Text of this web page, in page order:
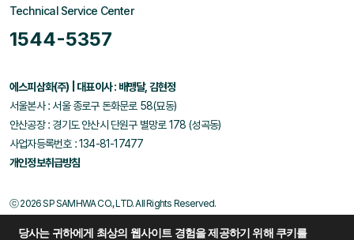
Technical Service Center
1544-5357
에스피삼화(주) | 대표이사 : 배맹달, 김현정
서울본사 : 서울 종로구 돈화문로 58(묘동)
안산공장 : 경기도 안산시 단원구 별망로 178 (성곡동)
사업자등록번호 : 134-81-17477
개인정보취급방침
ⓒ 2026 SP SAMHWA CO., LTD. All Rights Reserved.
당사는 귀하에게 최상의 웹사이트 경험을 제공하기 위해 쿠키를